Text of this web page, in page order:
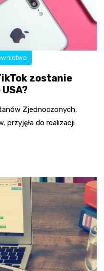
zostanie
Zjednoczonych,
przyjęła do realizacji